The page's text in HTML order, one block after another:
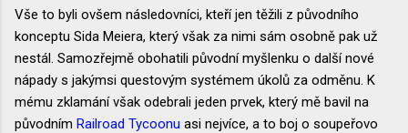
Vše to byli ovšem následovníci, kteří jen těžili z původního
konceptu Sida Meiera, který však za nimi sám osobně pak už
nestál. Samozřejmě obohatili původní myšlenku o další nové
nápady s jakýmsi questovým systémem úkolů za odměnu. K
mému zklamání však odebrali jeden prvek, který mě bavil na
původním Railroad Tycoonu asi nejvíce, a to boj o soupeřovo